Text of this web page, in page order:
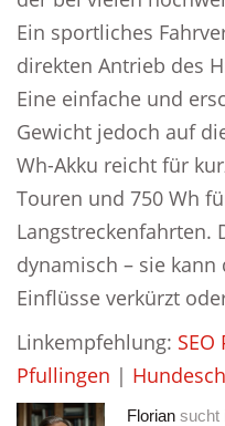
Ein sportliches
direkten Antrieb des
Eine einfache und
Gewicht jedoch auf
Wh-Akku reicht für
Touren und 750 Wh
Langstreckenfahrten.
dynamisch – sie
Einflüsse verkürzt
Linkempfehlung:
Pfullingen |
Florian sucht